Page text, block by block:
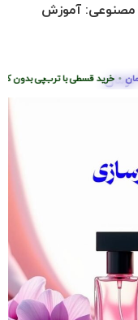
خرید قسطی با ترب‌پی بدون کارمزد
مصنوعی: آموزش
تومان